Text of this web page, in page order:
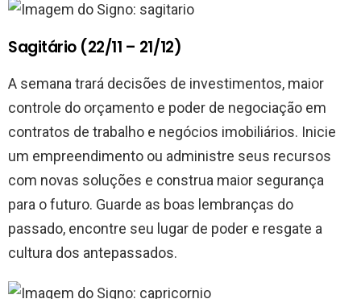
Sagitário (22/11 – 21/12)
A semana trará decisões de investimentos, maior
controle do orçamento e poder de negociação em
contratos de trabalho e negócios imobiliários. Inicie
um empreendimento ou administre seus recursos
com novas soluções e construa maior segurança
para o futuro. Guarde as boas lembranças do
passado, encontre seu lugar de poder e resgate a
cultura dos antepassados.